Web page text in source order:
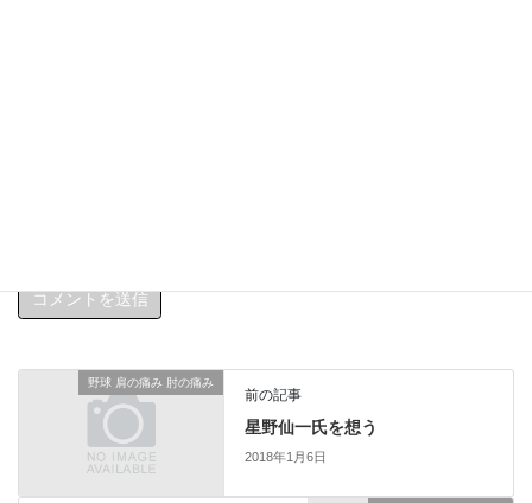
野球 肩の痛み 肘の痛み
前の記事
星野仙一氏を想う
2018年1月6日